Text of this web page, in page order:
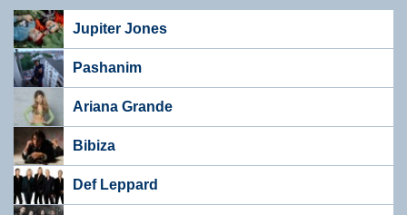
Jupiter Jones
Pashanim
Ariana Grande
Bibiza
Def Leppard